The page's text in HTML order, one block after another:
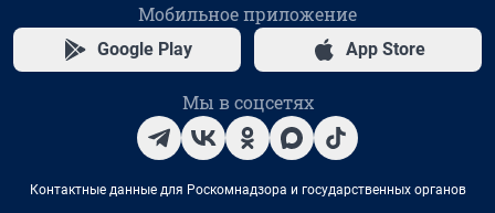
Мобильное приложение
Google Play App Store
Мы в соцсетях
Контактные данные для Роскомнадзора и государственных органов